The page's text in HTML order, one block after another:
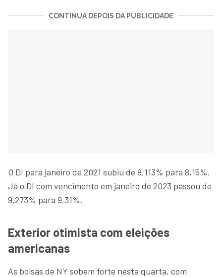
CONTINUA DEPOIS DA PUBLICIDADE
O DI para janeiro de 2021 subiu de 8,113% para 8,15%.
Já o DI com vencimento em janeiro de 2023 passou de
9,273% para 9,31%.
Exterior otimista com eleições
americanas
As bolsas de NY sobem forte nesta quarta, com